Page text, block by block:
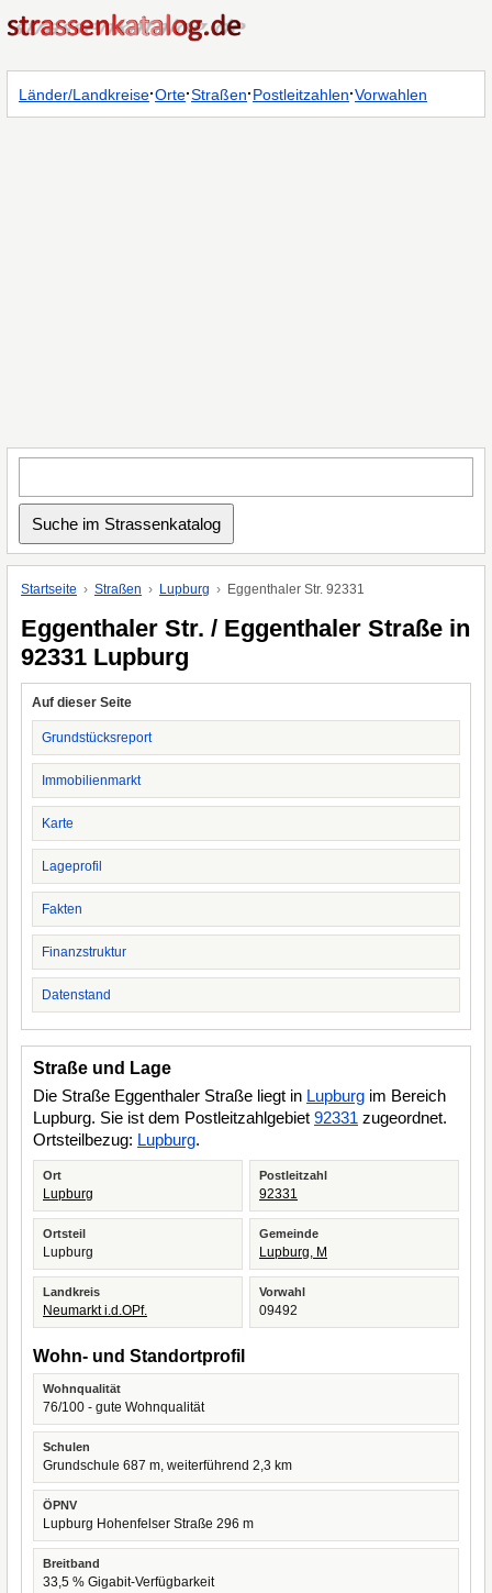
Länder/Landkreise·Orte·Straßen·Postleitzahlen·Vorwahlen
Startseite Straßen Lupburg Eggenthaler Str. 92331
Eggenthaler Str. / Eggenthaler Straße in
92331 Lupburg
Auf dieser Seite
Grundstücksreport
Immobilienmarkt
Karte
Lageprofil
Fakten
Finanzstruktur
Datenstand
Straße und Lage
Die Straße Eggenthaler Straße liegt in Lupburg im Bereich
Lupburg. Sie ist dem Postleitzahlgebiet 92331 zugeordnet.
Ortsteilbezug: Lupburg.
Ort
Lupburg
Postleitzahl
92331
Ortsteil
Lupburg
Gemeinde
Lupburg, M
Landkreis
Neumarkt i.d.OPf.
Vorwahl
09492
Wohn- und Standortprofil
Wohnqualität
76/100 - gute Wohnqualität
Schulen
Grundschule 687 m, weiterführend 2,3 km
ÖPNV
Lupburg Hohenfelser Straße 296 m
Breitband
33,5 % Gigabit-Verfügbarkeit